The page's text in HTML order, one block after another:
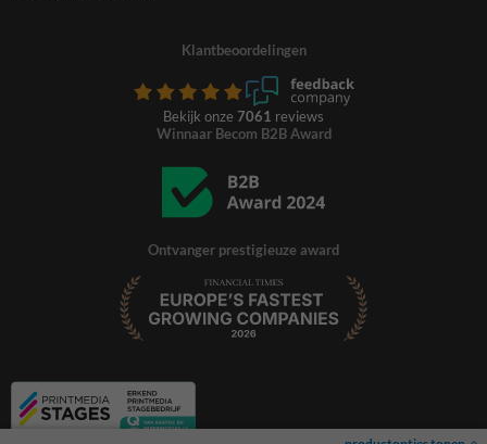
Klantbeoordelingen
Bekijk onze 7061 reviews
Winnaar Becom B2B Award
Ontvanger prestigieuze award